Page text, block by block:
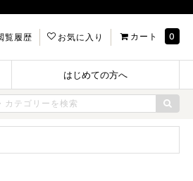
覧履歴 お気に入り カート 0
はじめての方へ